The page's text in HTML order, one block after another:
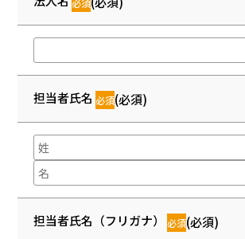
担当者氏名 (必須)
担当者氏名（フリガナ） (必須)